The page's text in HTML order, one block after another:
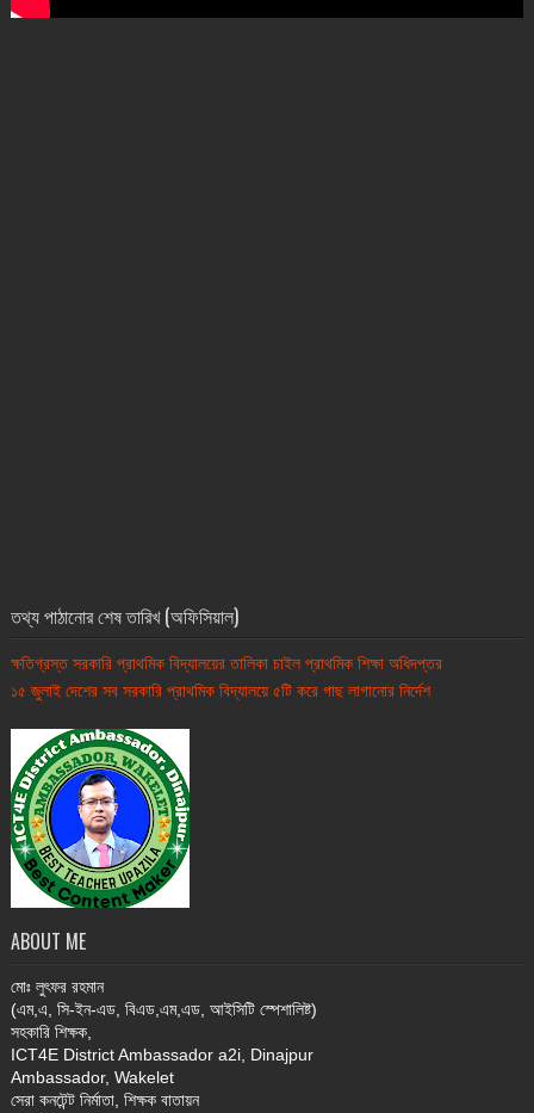
তথ্য পাঠানোর শেষ তারিখ (অফিসিয়াল)
ক্ষতিগ্রস্ত সরকারি প্রাথমিক বিদ্যালয়ের তালিকা চাইল প্রাথমিক শিক্ষা অধিদপ্তর
১৫ জুলাই দেশের সব সরকারি প্রাথমিক বিদ্যালয়ে ৫টি করে গাছ লাগানোর নির্দেশ
ABOUT ME
মোঃলুৎফর রহমান
(এম,এ, সি-ইন-এড, বিএড,এম,এড, আইসিটি স্পেশালিষ্ট)
সহকারি শিক্ষক,
ICT4E District Ambassador a2i, Dinajpur
Ambassador, Wakelet
সেরা কনটেন্ট নির্মাতা, শিক্ষক বাতায়ন